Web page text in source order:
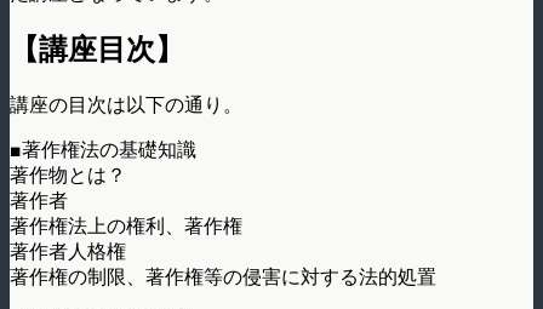
【講座目次】
講座の目次は以下の通り。
■著作権法の基礎知識
著作物とは？
著作者
著作権法上の権利、著作権
著作者人格権
著作権の制限、著作権等の侵害に対する法的処置